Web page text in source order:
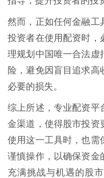
然而，正如任何金融工
投资者在使用配资时，
理规划中国唯一合法虚
险，避免因盲目追求高
必要的损失。
综上所述，专业配资平
金渠道，使得股市投资
使用这一工具时，也需
谨慎操作，以确保资金
充满挑战与机遇的股